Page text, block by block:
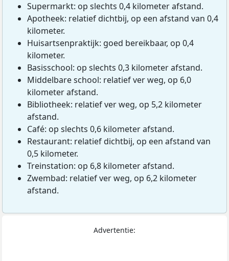
Supermarkt: op slechts 0,4 kilometer afstand.
Apotheek: relatief dichtbij, op een afstand van 0,4
kilometer.
Huisartsenpraktijk: goed bereikbaar, op 0,4
kilometer.
Basisschool: op slechts 0,3 kilometer afstand.
Middelbare school: relatief ver weg, op 6,0
kilometer afstand.
Bibliotheek: relatief ver weg, op 5,2 kilometer
afstand.
Café: op slechts 0,6 kilometer afstand.
Restaurant: relatief dichtbij, op een afstand van
0,5 kilometer.
Treinstation: op 6,8 kilometer afstand.
Zwembad: relatief ver weg, op 6,2 kilometer
afstand.
Advertentie: